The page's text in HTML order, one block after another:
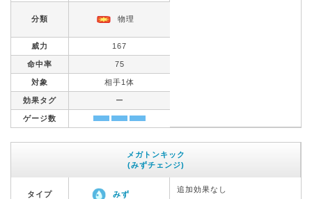
分類 物理
威力 167
命中率 75
対象 相手1体
効果タグ ー
ゲージ数
メガトンキック
(みずチェンジ)
タイプ みず
追加効果なし